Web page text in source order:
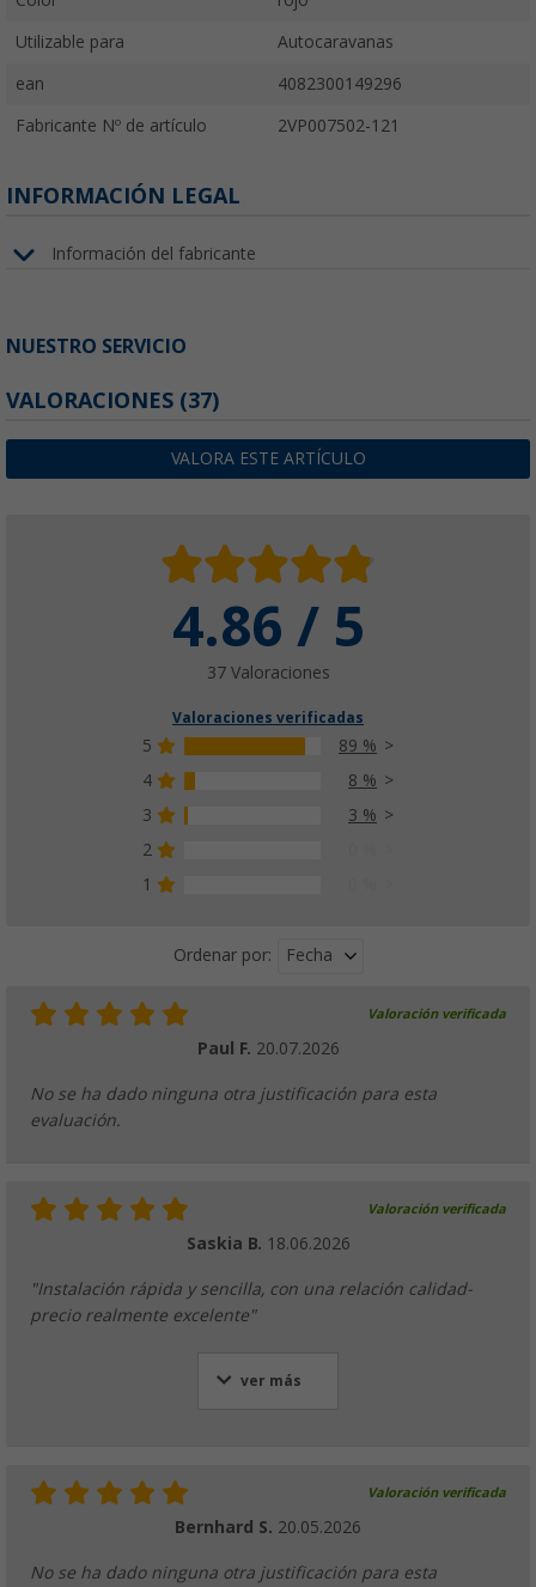
Utilizable para Autocaravanas
ean 4082300149296
Fabricante Nº de artículo 2VP007502-121
INFORMACIÓN LEGAL
Información del fabricante
NUESTRO SERVICIO
VALORACIONES (37)
VALORA ESTE ARTÍCULO
4.86 / 5
37 Valoraciones
Valoraciones verificadas
5
89 %
4
8 %
3
3 %
2
1
Ordenar por: Fecha
Valoración verificada
Paul F. 20.07.2026
No se ha dado ninguna otra justificación para esta
evaluación.
Valoración verificada
Saskia B. 18.06.2026
"Instalación rápida y sencilla, con una relación calidad-
precio realmente excelente"
ver más
Valoración verificada
Bernhard S. 20.05.2026
No se ha dado ninguna otra justificación para esta